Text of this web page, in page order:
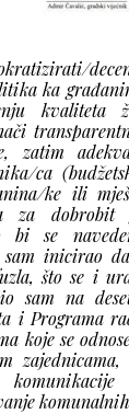
ka
kvaliteta
zatim
ca
ke ili
za dobrobit
bi se
sam inicirao
što se i
sam na
i Programa
koje se
zajednicama,